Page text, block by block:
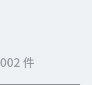
002 件